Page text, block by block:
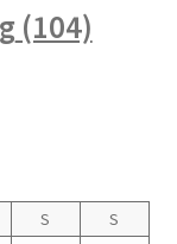
Berlin
(104)
S
S